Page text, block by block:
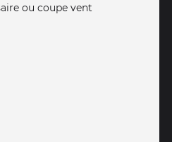
ou coupe vent